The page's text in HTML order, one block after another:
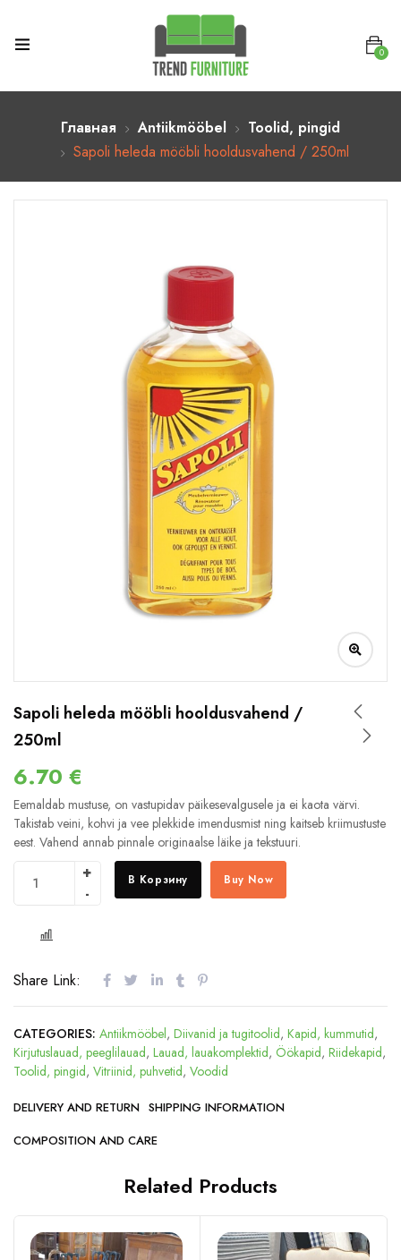
0
Главная Antiikmööbel
Toolid, pingid
Sapoli heleda mööbli hooldusvahend / 250ml
Sapoli heleda mööbli hooldusvahend /
250ml
6.70 €
Eemaldab mustuse, on vastupidav päikesevalgusele ja ei kaota värvi.
Takistab veini, kohvi ja vee plekkide imendusmist ning kaitseb kriimustuste
eest. Vahend annab pinnale originaalse läike ja tekstuuri.
В Корзину Buy Now
Share Link:
CATEGORIES: Antiikmööbel, Diivanid ja tugitoolid, Kapid, kummutid,
Kirjutuslauad, peeglilauad, Lauad, lauakomplektid, Öökapid, Riidekapid,
Toolid, pingid, Vitriinid, puhvetid, Voodid
DELIVERY AND RETURN SHIPPING INFORMATION
COMPOSITION AND CARE
Related Products